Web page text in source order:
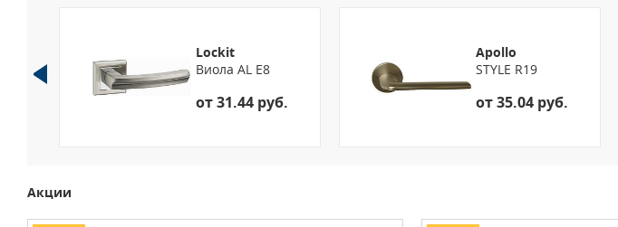
Lockit
Виола AL E8
от 31.44 руб.
Apollo
STYLE R19
от 35.04 руб.
Акции